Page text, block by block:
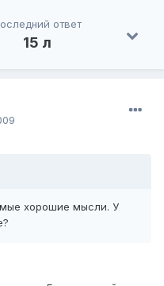
ответ
15 л
хорошие мысли. У